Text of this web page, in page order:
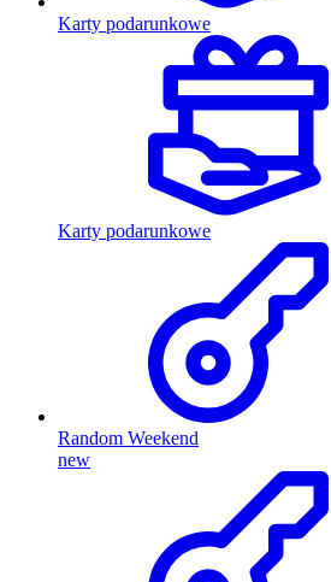
Karty podarunkowe
Karty podarunkowe
Random Weekend
new